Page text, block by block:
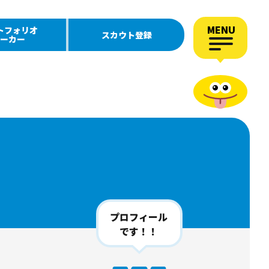
フォリオ
カー スカウト登録 MENU
プロフィール
です！！